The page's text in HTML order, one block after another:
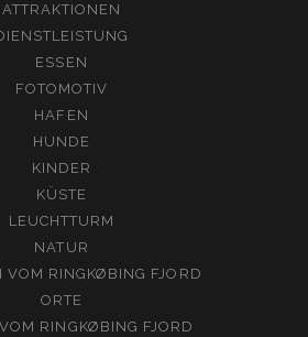
ATTRAKTIONEN
ESSEN
FOTOMOTIV
HAFEN
HUNDE
KINDER
KÜSTE
LEUCHTTURM
NATUR
VOM RINGKØBING FJORD
ORTE
RINGKØBING FJORD